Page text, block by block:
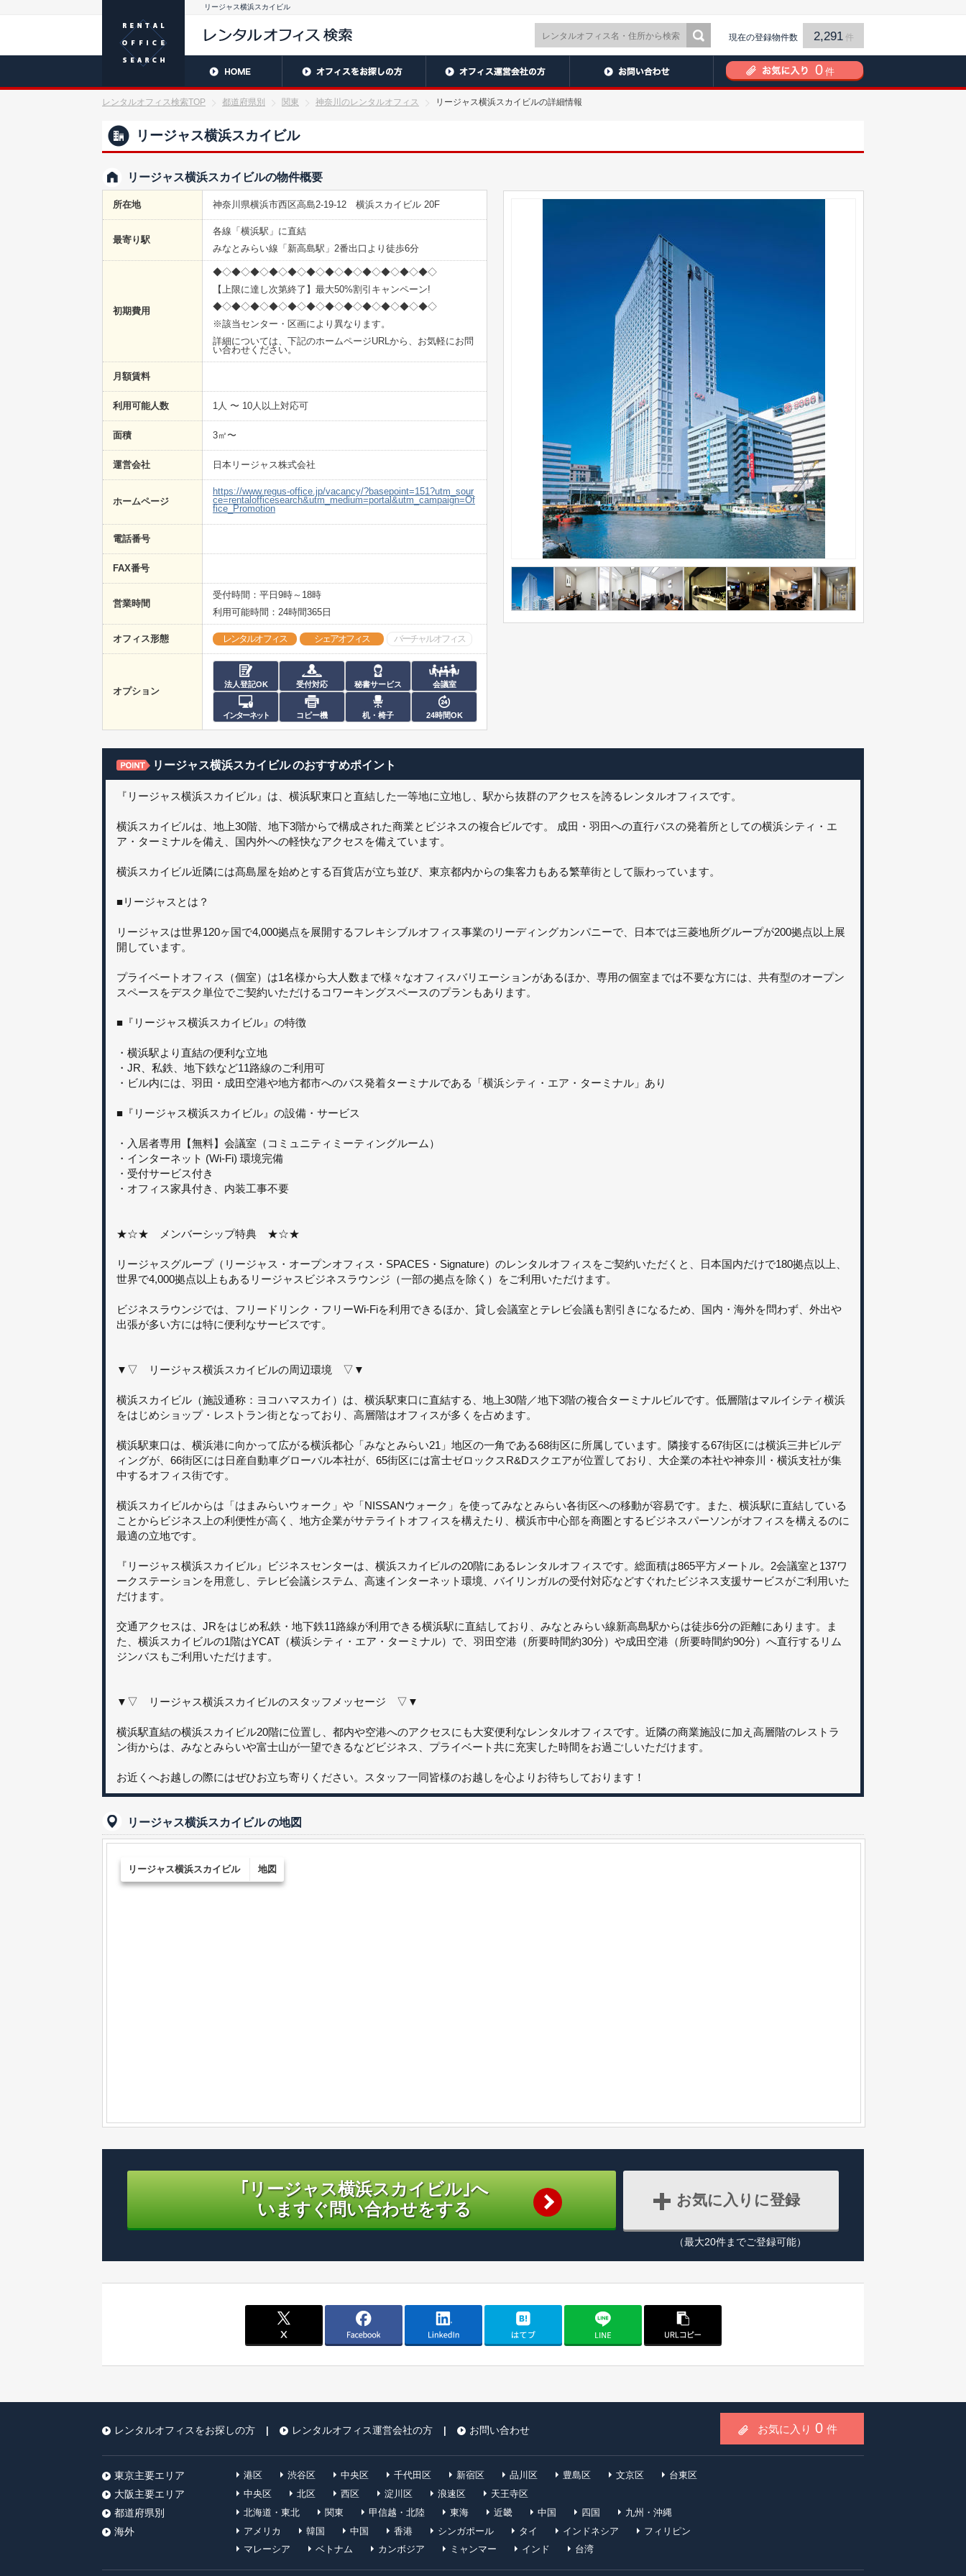
リージャス横浜スカイビル
現在の登録物件数 2,291 件
0 件
レンタルオフィス検索TOP 都道府県別 関東 神奈川のレンタルオフィス リージャス横浜スカイビルの詳細情報
リージャス横浜スカイビル
リージャス横浜スカイビルの物件概要
所在地 神奈川県横浜市西区高島2-19-12 横浜スカイビル 20F
最寄り駅
各線「横浜駅」に直結
みなとみらい線「新高島駅」2番出口より徒歩6分
初期費用
◆◇◆◇◆◇◆◇◆◇◆◇◆◇◆◇◆◇◆◇◆◇◆◇
【上限に達し次第終了】最大50%割引キャンペーン!
◆◇◆◇◆◇◆◇◆◇◆◇◆◇◆◇◆◇◆◇◆◇◆◇
※該当センター・区画により異なります。
詳細については、下記のホームページURLから、お気軽にお問
い合わせください。
月額賃料
利用可能人数 1人 〜 10人以上対応可
面積 3㎡〜
運営会社 日本リージャス株式会社
ホームページ
https://www.regus-office.jp/vacancy/?basepoint=151?utm_sour
ce=rentalofficesearch&utm_medium=portal&utm_campaign=Of
fice_Promotion
電話番号
FAX番号
営業時間
受付時間：平日9時～18時
利用可能時間：24時間365日
オフィス形態 レンタルオフィス シェアオフィス バーチャルオフィス
オプション
法人登記OK 受付対応 秘書サービス 会議室
インターネット コピー機 机・椅子 24時間OK
リージャス横浜スカイビルのおすすめポイント
『リージャス横浜スカイビル』は、横浜駅東口と直結した一等地に立地し、駅から抜群のアクセスを誇るレンタルオフィスです。
横浜スカイビルは、地上30階、地下3階からで構成された商業とビジネスの複合ビルです。 成田・羽田への直行バスの発着所としての横浜シティ・エ
ア・ターミナルを備え、国内外への軽快なアクセスを備えています。
横浜スカイビル近隣には髙島屋を始めとする百貨店が立ち並び、東京都内からの集客力もある繁華街として賑わっています。
■リージャスとは？
リージャスは世界120ヶ国で4,000拠点を展開するフレキシブルオフィス事業のリーディングカンパニーで、日本では三菱地所グループが200拠点以上展
開しています。
プライベートオフィス（個室）は1名様から大人数まで様々なオフィスバリエーションがあるほか、専用の個室までは不要な方には、共有型のオープン
スペースをデスク単位でご契約いただけるコワーキングスペースのプランもあります。
■『リージャス横浜スカイビル』の特徴
・横浜駅より直結の便利な立地
・JR、私鉄、地下鉄など11路線のご利用可
・ビル内には、羽田・成田空港や地方都市へのバス発着ターミナルである「横浜シティ・エア・ターミナル」あり
■『リージャス横浜スカイビル』の設備・サービス
・入居者専用【無料】会議室（コミュニティミーティングルーム）
・インターネット (Wi-Fi) 環境完備
・受付サービス付き
・オフィス家具付き、内装工事不要
★☆★ メンバーシップ特典 ★☆★
リージャスグループ（リージャス・オープンオフィス・SPACES・Signature）のレンタルオフィスをご契約いただくと、日本国内だけで180拠点以上、
世界で4,000拠点以上もあるリージャスビジネスラウンジ（一部の拠点を除く）をご利用いただけます。
ビジネスラウンジでは、フリードリンク・フリーWi-Fiを利用できるほか、貸し会議室とテレビ会議も割引きになるため、国内・海外を問わず、外出や
出張が多い方には特に便利なサービスです。
▼▽ リージャス横浜スカイビルの周辺環境 ▽▼
横浜スカイビル（施設通称：ヨコハマスカイ）は、横浜駅東口に直結する、地上30階／地下3階の複合ターミナルビルです。低層階はマルイシティ横浜
をはじめショップ・レストラン街となっており、高層階はオフィスが多くを占めます。
横浜駅東口は、横浜港に向かって広がる横浜都心「みなとみらい21」地区の一角である68街区に所属しています。隣接する67街区には横浜三井ビルデ
ィングが、66街区には日産自動車グローバル本社が、65街区には富士ゼロックスR&Dスクエアが位置しており、大企業の本社や神奈川・横浜支社が集
中するオフィス街です。
横浜スカイビルからは「はまみらいウォーク」や「NISSANウォーク」を使ってみなとみらい各街区への移動が容易です。また、横浜駅に直結している
ことからビジネス上の利便性が高く、地方企業がサテライトオフィスを構えたり、横浜市中心部を商圏とするビジネスパーソンがオフィスを構えるのに
最適の立地です。
『リージャス横浜スカイビル』ビジネスセンターは、横浜スカイビルの20階にあるレンタルオフィスです。総面積は865平方メートル。2会議室と137ワ
ークステーションを用意し、テレビ会議システム、高速インターネット環境、バイリンガルの受付対応などすぐれたビジネス支援サービスがご利用いた
だけます。
交通アクセスは、JRをはじめ私鉄・地下鉄11路線が利用できる横浜駅に直結しており、みなとみらい線新高島駅からは徒歩6分の距離にあります。ま
た、横浜スカイビルの1階はYCAT（横浜シティ・エア・ターミナル）で、羽田空港（所要時間約30分）や成田空港（所要時間約90分）へ直行するリム
ジンバスもご利用いただけます。
▼▽ リージャス横浜スカイビルのスタッフメッセージ ▽▼
横浜駅直結の横浜スカイビル20階に位置し、都内や空港へのアクセスにも大変便利なレンタルオフィスです。近隣の商業施設に加え高層階のレストラ
ン街からは、みなとみらいや富士山が一望できるなどビジネス、プライベート共に充実した時間をお過ごしいただけます。
お近くへお越しの際にはぜひお立ち寄りください。スタッフ一同皆様のお越しを心よりお待ちしております！
リージャス横浜スカイビルの地図
リージャス横浜スカイビル 地図
｢リージャス横浜スカイビル｣へ
いますぐ問い合わせをする
お気に入りに登録
（最大20件までご登録可能）
レンタルオフィスをお探しの方 レンタルオフィス運営会社の方 お問い合わせ お気に入り 0 件
東京主要エリア 港区 渋谷区 中央区 千代田区 新宿区 品川区 豊島区 文京区 台東区
大阪主要エリア 中央区 北区 西区 淀川区 浪速区 天王寺区
都道府県別 北海道・東北 関東 甲信越・北陸 東海 近畿 中国 四国 九州・沖縄
海外 アメリカ 韓国 中国 香港 シンガポール タイ インドネシア
フィリピン
マレーシア
ベトナム カンボジア ミャンマー インド 台湾